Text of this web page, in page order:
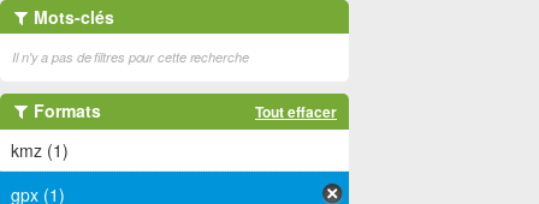
Mots-clés
Il n'y a pas de filtres pour cette recherche
Formats Tout effacer
kmz (1)
gpx (1)